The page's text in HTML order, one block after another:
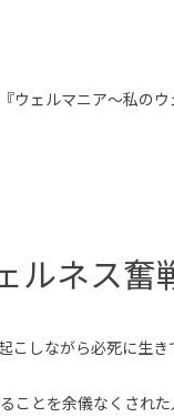
ウェルマニア〜私のウ
ルネス奮
しながら必死に生き
ことを余儀なくされ